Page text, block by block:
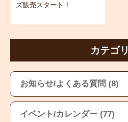
ズ販売スタート！
カテゴリ
お知らせ/よくある質問 (8)
イベント/カレンダー (77)